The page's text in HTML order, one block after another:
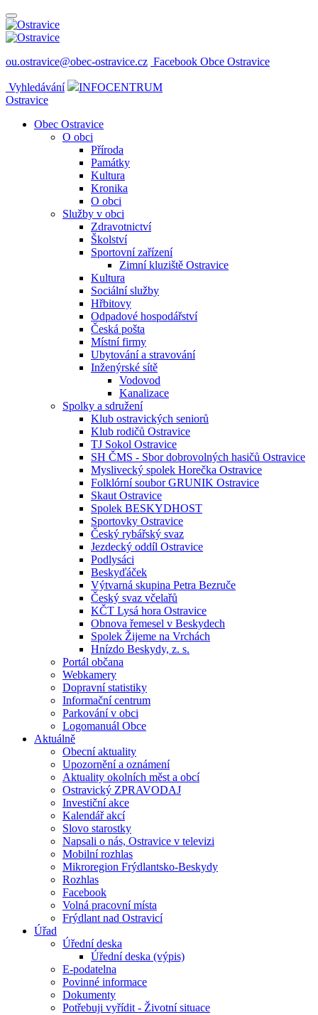
ou.ostravice@obec-ostravice.cz Facebook Obce Ostravice
Vyhledávání
INFOCENTRUM
Ostravice
Obec Ostravice
O obci
Příroda
Památky
Kultura
Kronika
O obci
Služby v obci
Zdravotnictví
Školství
Sportovní zařízení
Zimní kluziště Ostravice
Kultura
Sociální služby
Hřbitovy
Odpadové hospodářství
Česká pošta
Místní firmy
Ubytování a stravování
Inženýrské sítě
Vodovod
Kanalizace
Spolky a sdružení
Klub ostravických seniorů
Klub rodičů Ostravice
TJ Sokol Ostravice
SH ČMS - Sbor dobrovolných hasičů Ostravice
Myslivecký spolek Horečka Ostravice
Folklórní soubor GRUNIK Ostravice
Skaut Ostravice
Spolek BESKYDHOST
Sportovky Ostravice
Český rybářský svaz
Jezdecký oddíl Ostravice
Podlysáci
Beskyďáček
Výtvarná skupina Petra Bezruče
Český svaz včelařů
KČT Lysá hora Ostravice
Obnova řemesel v Beskydech
Spolek Žijeme na Vrchách
Hnízdo Beskydy, z. s.
Portál občana
Webkamery
Dopravní statistiky
Informační centrum
Parkování v obci
Logomanuál Obce
Aktuálně
Obecní aktuality
Upozornění a oznámení
Aktuality okolních měst a obcí
Ostravický ZPRAVODAJ
Investiční akce
Kalendář akcí
Slovo starostky
Napsali o nás, Ostravice v televizi
Mobilní rozhlas
Mikroregion Frýdlantsko-Beskydy
Rozhlas
Facebook
Volná pracovní místa
Frýdlant nad Ostravicí
Úřad
Úřední deska
Úřední deska (výpis)
E-podatelna
Povinné informace
Dokumenty
Potřebuji vyřídit - Životní situace